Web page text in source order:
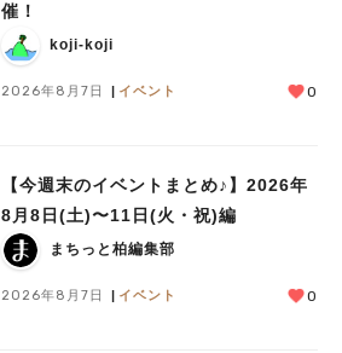
催！
koji-koji
2026年8月7日 イベント 0
【今週末のイベントまとめ♪】2026年
8月8日(土)〜11日(火・祝)編
まちっと柏編集部
2026年8月7日 イベント 0